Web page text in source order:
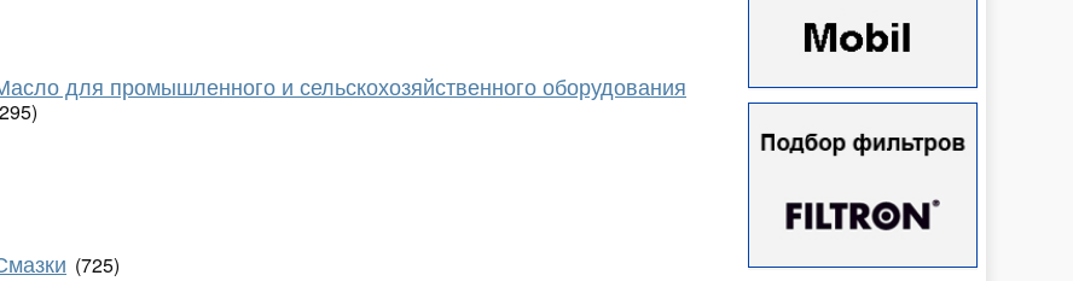
для промышленного и сельскохозяйственного оборудования
(725)